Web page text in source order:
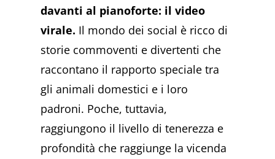
davanti al pianoforte: il video
virale. Il mondo dei social è ricco di
storie commoventi e divertenti che
raccontano il rapporto speciale tra
gli animali domestici e i loro
padroni. Poche, tuttavia,
raggiungono il livello di tenerezza e
profondità che raggiunge la vicenda